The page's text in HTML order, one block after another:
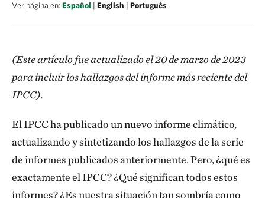
Ver página en:Español | English | Português
(Este artículo fue actualizado el 20 de marzo de 2023
para incluir los hallazgos del informe más reciente del
IPCC).
El IPCC ha publicado un nuevo informe climático,
actualizando y sintetizando los hallazgos de la serie
de informes publicados anteriormente. Pero, ¿qué es
exactamente el IPCC? ¿Qué significan todos estos
informes? ¿Es nuestra situación tan sombría como